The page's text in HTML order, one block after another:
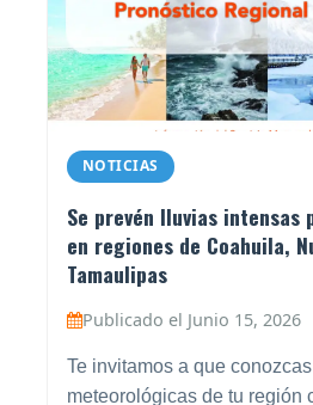
NOTICIAS
Se prevén lluvias intensas
en regiones de Coahuila,
Tamaulipas
Publicado el Junio 15, 2026
Te invitamos a que
meteorológicas de tu región